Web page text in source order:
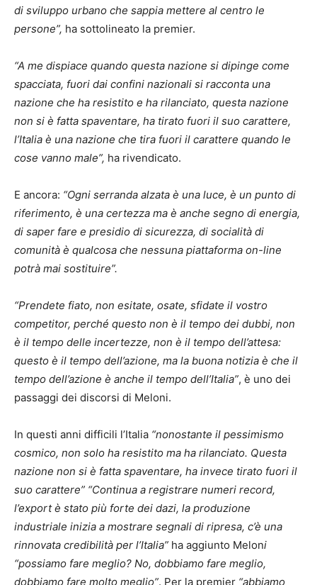
di sviluppo urbano che sappia mettere al centro le
persone”, ha sottolineato la premier.
“A me dispiace quando questa nazione si dipinge come
spacciata, fuori dai confini nazionali si racconta una
nazione che ha resistito e ha rilanciato, questa nazione
non si è fatta spaventare, ha tirato fuori il suo carattere,
l’Italia è una nazione che tira fuori il carattere quando le
cose vanno male”, ha rivendicato.
E ancora: “Ogni serranda alzata è una luce, è un punto di
riferimento, è una certezza ma è anche segno di energia,
di saper fare e presidio di sicurezza, di socialità di
comunità è qualcosa che nessuna piattaforma on-line
potrà mai sostituire”.
“Prendete fiato, non esitate, osate, sfidate il vostro
competitor, perché questo non è il tempo dei dubbi, non
è il tempo delle incertezze, non è il tempo dell’attesa:
questo è il tempo dell’azione, ma la buona notizia è che il
tempo dell’azione è anche il tempo dell’Italia”, è uno dei
passaggi dei discorsi di Meloni.
In questi anni difficili l’Italia “nonostante il pessimismo
cosmico, non solo ha resistito ma ha rilanciato. Questa
nazione non si è fatta spaventare, ha invece tirato fuori il
suo carattere” “Continua a registrare numeri record,
l’export è stato più forte dei dazi, la produzione
industriale inizia a mostrare segnali di ripresa, c’è una
rinnovata credibilità per l’Italia” ha aggiunto Meloni
“possiamo fare meglio? No, dobbiamo fare meglio,
dobbiamo fare molto meglio”. Per la premier “abbiamo